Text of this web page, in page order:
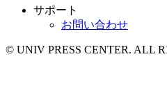
サポート
お問い合わせ
© UNIV PRESS CENTER. ALL